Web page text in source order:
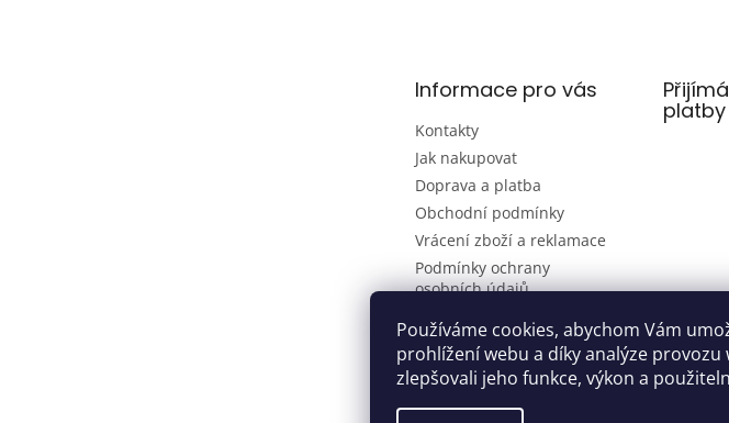
Používáme cookies, abychom Vám
prohlížení webu a díky analýze provozu
zlepšovali jeho funkce, výkon a
Informace pro vás
Kontakty
Jak nakupovat
Doprava a platba
Obchodní podmínky
Vrácení zboží a reklamace
Podmínky ochrany
osobních údajů
platby